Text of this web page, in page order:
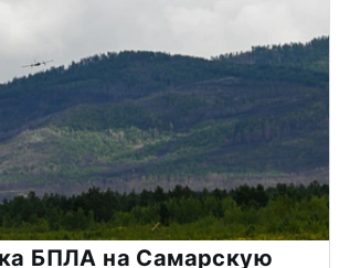
БПЛА на Самарскую